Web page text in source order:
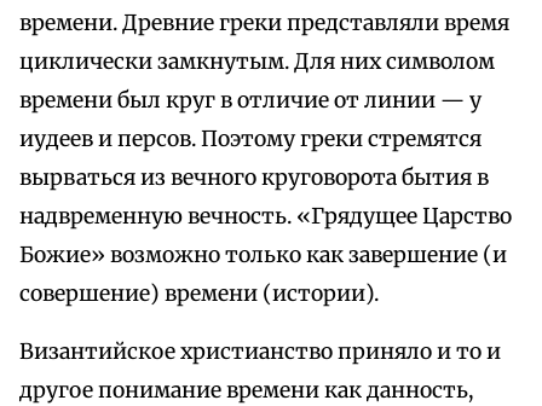
времени. Древние греки представляли время
циклически замкнутым. Для них символом
времени был круг в отличие от линии — у
иудеев и персов. Поэтому греки стремятся
вырваться из вечного круговорота бытия в
надвременную вечность. «Грядущее Царство
Божие» возможно только как завершение (и
совершение) времени (истории).
Византийское христианство приняло и то и
другое понимание времени как данность,